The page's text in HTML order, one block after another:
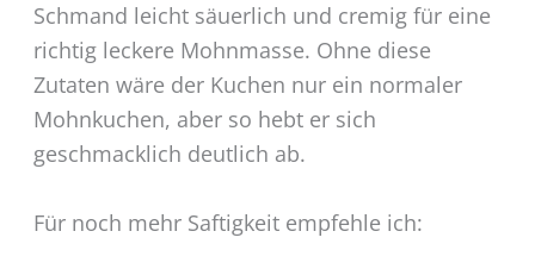
Schmand leicht säuerlich und cremig für eine
richtig leckere Mohnmasse. Ohne diese
Zutaten wäre der Kuchen nur ein normaler
Mohnkuchen, aber so hebt er sich
geschmacklich deutlich ab.
Für noch mehr Saftigkeit empfehle ich: